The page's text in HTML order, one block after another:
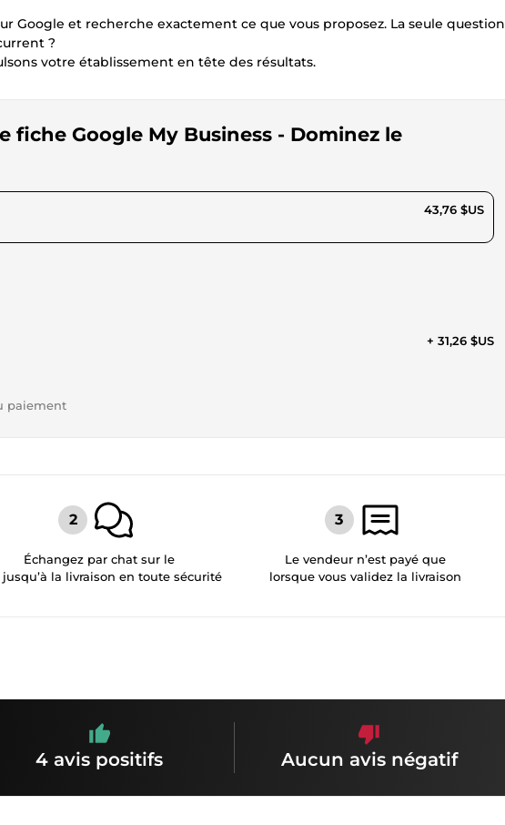
Google et recherche exactement ce que vous proposez. La seule question
?
votre établissement en tête des résultats.
fiche Google My Business - Dominez le
43,76 $US
+ 31,26 $US
paiement
Échangez par chat sur le
la livraison en toute sécurité
Le vendeur n’est payé que
lorsque vous validez la livraison
4 avis positifs Aucun avis négatif